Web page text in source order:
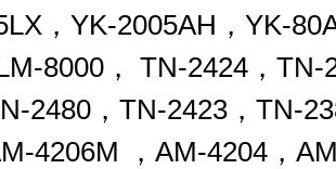
，YK-2005AH，YK-
8000， TN-2424，TN-
2480，TN-2423，TN-
4206M ，AM-4204，